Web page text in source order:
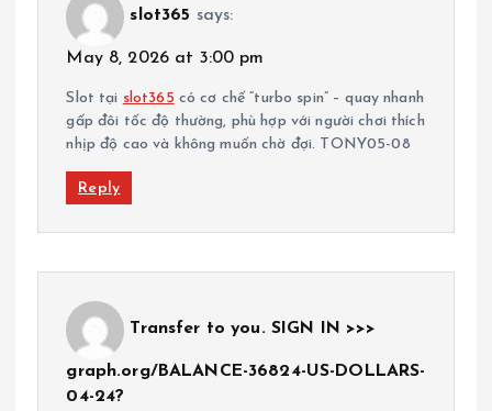
slot365 says:
May 8, 2026 at 3:00 pm
Slot tại slot365 có cơ chế “turbo spin” – quay nhanh
gấp đôi tốc độ thường, phù hợp với người chơi thích
nhịp độ cao và không muốn chờ đợi. TONY05-08
Reply
Transfer to you. SIGN IN >>>
graph.org/BALANCE-36824-US-DOLLARS-
04-24?